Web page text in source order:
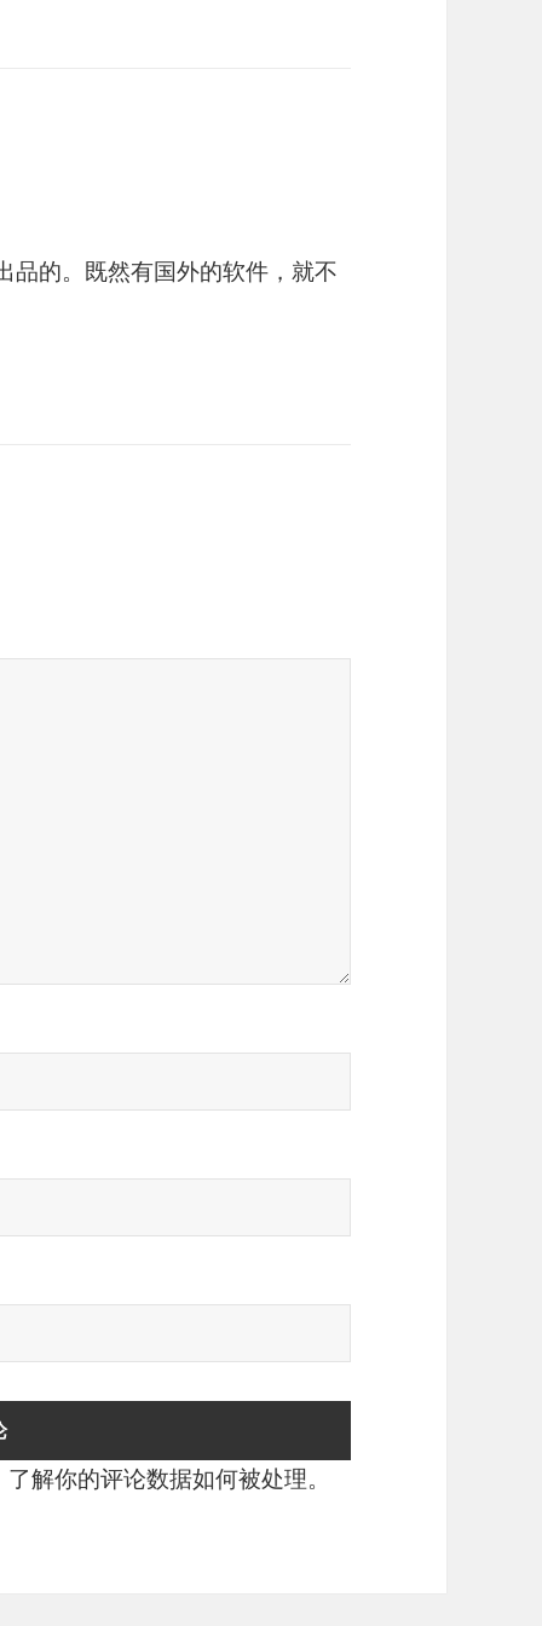
品的。既然有国外的软件，就不
了解你的评论数据如何被处理。